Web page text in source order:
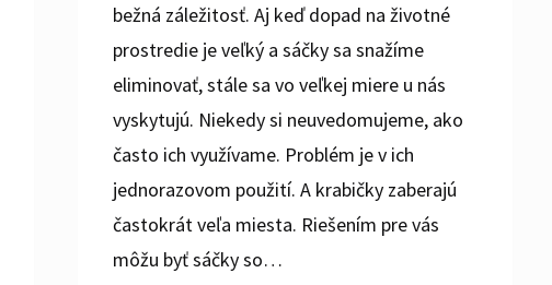
bežná záležitosť. Aj keď dopad na životné
prostredie je veľký a sáčky sa snažíme
eliminovať, stále sa vo veľkej miere u nás
vyskytujú. Niekedy si neuvedomujeme, ako
často ich využívame. Problém je v ich
jednorazovom použití. A krabičky zaberajú
častokrát veľa miesta. Riešením pre vás
môžu byť sáčky so…